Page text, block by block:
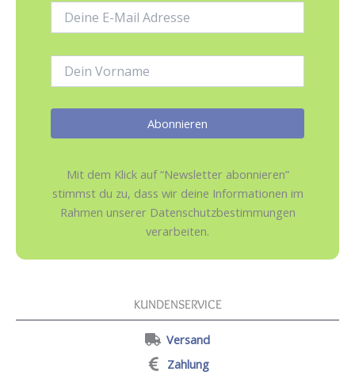
Mail-
Mit dem Klick auf “Newsletter abonnieren”
stimmst du zu, dass wir deine Informationen im
Rahmen unserer Datenschutzbestimmungen
verarbeiten.
KUNDENSERVICE
Versand
Zahlung